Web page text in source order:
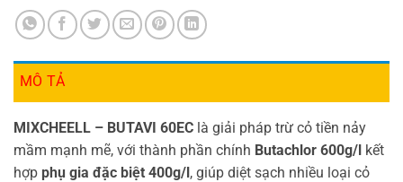
MÔ TẢ
MIXCHEELL – BUTAVI 60EC là giải pháp trừ cỏ tiền nảy
mầm mạnh mẽ, với thành phần chính Butachlor 600g/l kết
hợp phụ gia đặc biệt 400g/l, giúp diệt sạch nhiều loại cỏ